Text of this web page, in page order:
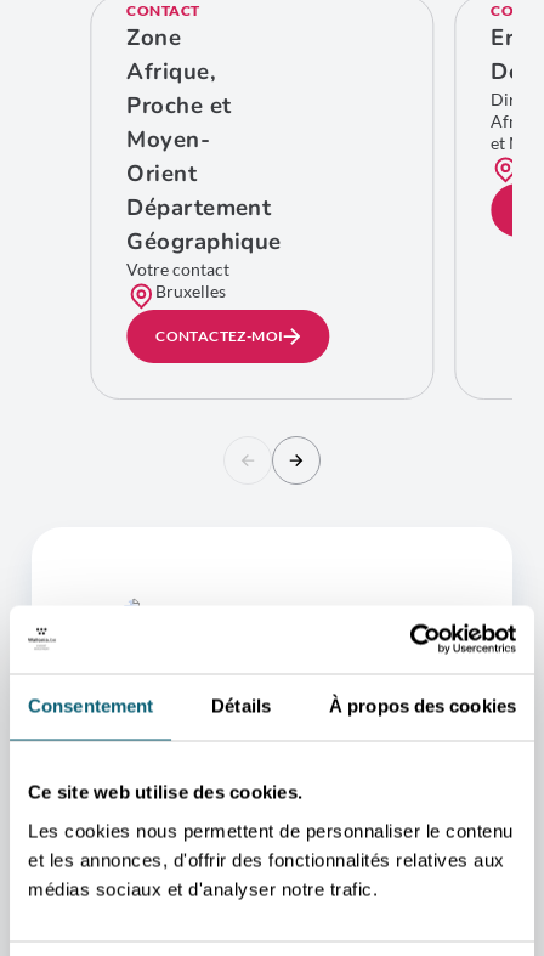
Consentement Détails À propos des cookies
Ce site web utilise des cookies.
Les cookies nous permettent de personnaliser le contenu
et les annonces, d'offrir des fonctionnalités relatives aux
médias sociaux et d'analyser notre trafic.
CONTACT
Zone
Afrique,
Proche et
Moyen-
Orient
Département
Géographique
Votre contact
Bruxelles
CONTACTEZ-MOI
Eric
De
et
L'UN DE NOS CONSEILLERS
POURRA VOUS AIDER
Nous nous occupons de vous rediriger vers la
personne qui vous aidera au mieux.
PRENDRE CONTACT